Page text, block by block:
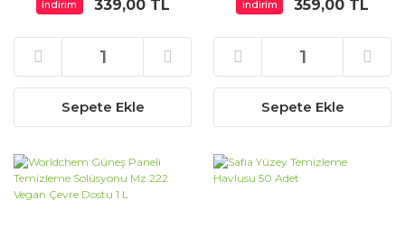
indirim 339,00 TL
Sepete Ekle
indirim 359,00 TL
Sepete Ekle